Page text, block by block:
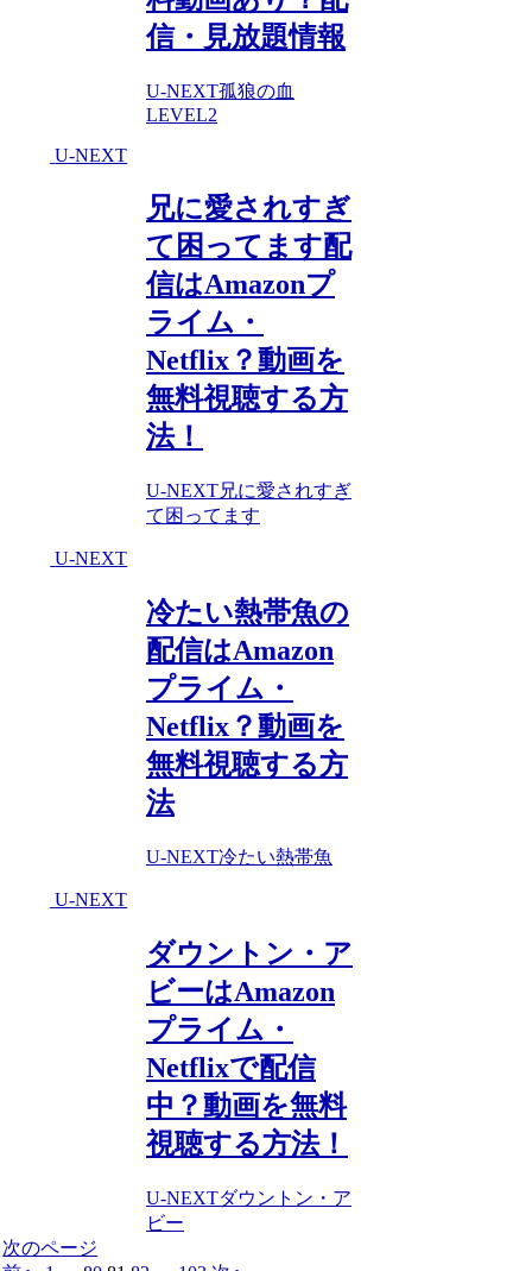
信・見放題情報
U-NEXT孤狼の血
LEVEL2
U-NEXT
兄に愛されすぎ
て困ってます配
信はAmazonプ
ライム・
Netflix？動画を
無料視聴する方
法！
U-NEXT兄に愛されすぎ
て困ってます
U-NEXT
冷たい熱帯魚の
配信はAmazon
プライム・
Netflix？動画を
無料視聴する方
法
U-NEXT冷たい熱帯魚
U-NEXT
ダウントン・ア
ビーはAmazon
プライム・
Netflixで配信
中？動画を無料
視聴する方法！
U-NEXTダウントン・ア
ビー
次のページ